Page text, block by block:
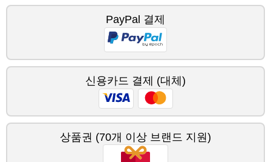
PayPal 결제
신용카드 결제 (대체)
상품권 (70개 이상 브랜드 지원)